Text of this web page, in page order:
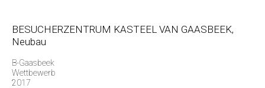
BESUCHERZENTRUM KASTEEL VAN GAASBEEK,
Neubau
B-Gaasbeek
Wettbewerb
2017